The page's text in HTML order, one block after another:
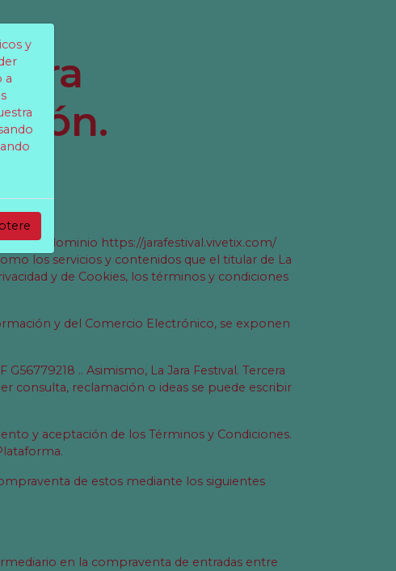
de dominio https://jarafestival.vivetix.com/
los servicios y contenidos que el titular de La
y de Cookies, los términos y condiciones
y del Comercio Electrónico, se exponen
.. Asimismo, La Jara Festival. Tercera
consulta, reclamación o ideas se puede escribir
y aceptación de los Términos y Condiciones.
de estos mediante los siguientes
en la compraventa de entradas entre
y
a